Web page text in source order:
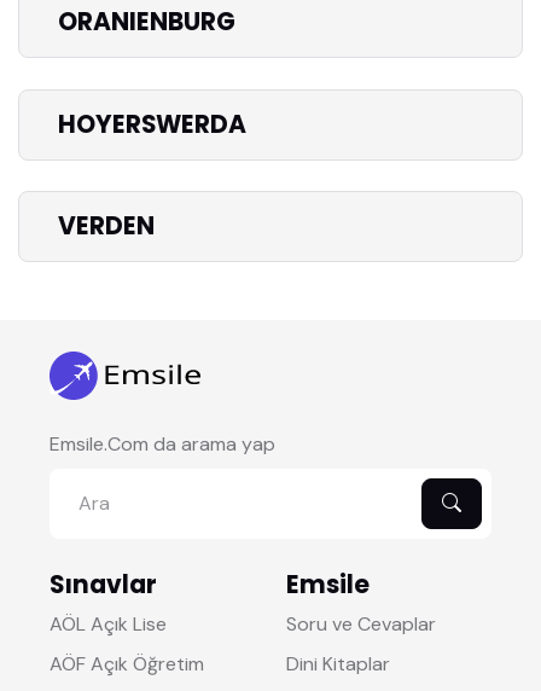
ORANIENBURG
HOYERSWERDA
VERDEN
Emsile.Com da arama yap
Sınavlar
AÖL Açık Lise
AÖF Açık Öğretim
Emsile
Soru ve Cevaplar
Dini Kitaplar